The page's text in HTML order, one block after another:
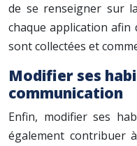
de se renseigner sur
chaque application afin
sont collectées et
Modifier ses
communication
Enfin, modifier ses
également contribuer